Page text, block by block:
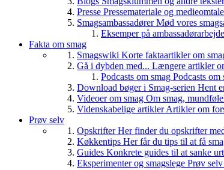
Presse Pressemateriale og
SmagsambassadørerMød vores
Eksemper på ambassadørarbejde
Fakta om smag
Smagswiki Korte faktaartikler om
Gå i dybden med... Længere artikler
Podcasts om smag Podcasts om
Download bøger i Smag-serien Hent
Videoer om smag Om smag,
Videnskabelige artiklerArtikler om
Prøv selv
OpskrifterHer finder du opskrifter
Køkkentips Her får du tips til at få
Guides Konkrete guides til at sanke
Eksperimenter og smagslege Prøv